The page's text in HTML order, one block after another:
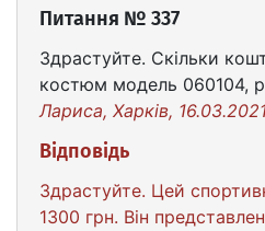
Питання № 337
Здрастуйте. Скільки
костюм модель 060104,
Лариса, Харків,
Відповідь
Здрастуйте. Цей
1300 грн. Він